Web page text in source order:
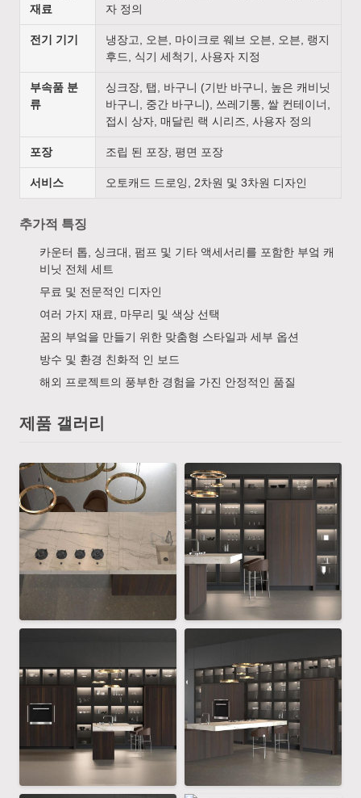
재료
자 정의
전기 기기
냉장고, 오븐, 마이크로 웨브 오븐, 오븐, 랭지
후드, 식기 세척기, 사용자 지정
부속품 분
류
싱크장, 탭, 바구니 (기반 바구니, 높은 캐비닛
바구니, 중간 바구니), 쓰레기통, 쌀 컨테이너,
접시 상자, 매달린 랙 시리즈, 사용자 정의
포장 조립 된 포장, 평면 포장
서비스 오토캐드 드로잉, 2차원 및 3차원 디자인
추가적 특징
카운터 톱, 싱크대, 펌프 및 기타 액세서리를 포함한 부엌 캐
비닛 전체 세트
무료 및 전문적인 디자인
여러 가지 재료, 마무리 및 색상 선택
꿈의 부엌을 만들기 위한 맞춤형 스타일과 세부 옵션
방수 및 환경 친화적 인 보드
해외 프로젝트의 풍부한 경험을 가진 안정적인 품질
제품 갤러리